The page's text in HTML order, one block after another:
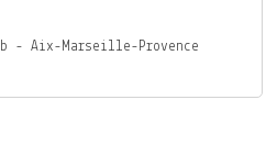
- Aix-Marseille-Provence